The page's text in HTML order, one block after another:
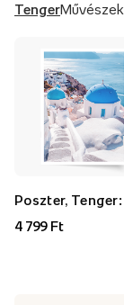
TengerMűvészek
4 799 Ft